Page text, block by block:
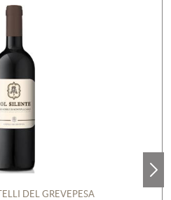
DEL GREVEPESA